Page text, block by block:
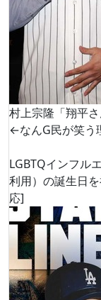
村上宗隆「翔平
←なんG民が笑う
LGBTQインフル
利用）の誕生日
応]